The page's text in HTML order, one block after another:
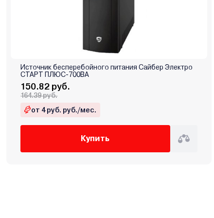
Источник бесперебойного питания Сайбер Электро
СТАРТ ПЛЮС-700ВА
150.82 руб.
164.39 руб.
от 4 руб. руб./мес.
Купить